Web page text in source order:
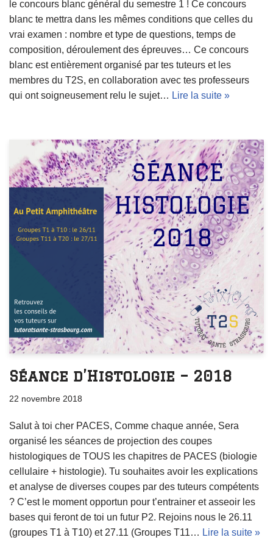
le concours blanc général du semestre 1 ! Ce concours
blanc te mettra dans les mêmes conditions que celles du
vrai examen : nombre et type de questions, temps de
composition, déroulement des épreuves… Ce concours
blanc est entièrement organisé par tes tuteurs et les
membres du T2S, en collaboration avec tes professeurs
qui ont soigneusement relu le sujet… Lire la suite »
Séance d’Histologie – 2018
22 novembre 2018
Salut à toi cher PACES, Comme chaque année, Sera
organisé les séances de projection des coupes
histologiques de TOUS les chapitres de PACES (biologie
cellulaire + histologie). Tu souhaites avoir les explications
et analyse de diverses coupes par des tuteurs compétents
? C’est le moment opportun pour t’entrainer et asseoir les
bases qui feront de toi un futur P2. Rejoins nous le 26.11
(groupes T1 à T10) et 27.11 (Groupes T11… Lire la suite »